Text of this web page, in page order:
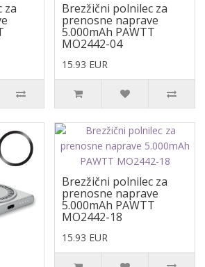
za Brezžični polnilec za
prenosne naprave
5.000mAh PAWTT
MO2442-04
15.93 EUR
Brezžični polnilec za
prenosne naprave
5.000mAh PAWTT
MO2442-18
15.93 EUR